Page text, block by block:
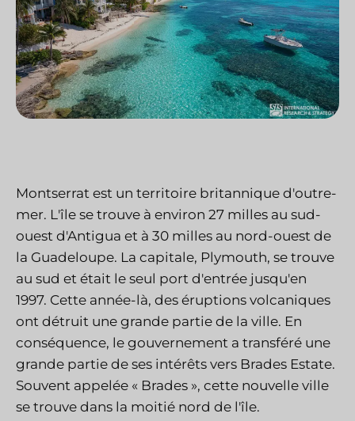
Montserrat est un territoire britannique d'outre-
mer. L'île se trouve à environ 27 milles au sud-
ouest d'Antigua et à 30 milles au nord-ouest de
la Guadeloupe. La capitale, Plymouth, se trouve
au sud et était le seul port d'entrée jusqu'en
1997. Cette année-là, des éruptions volcaniques
ont détruit une grande partie de la ville. En
conséquence, le gouvernement a transféré une
grande partie de ses intérêts vers Brades Estate.
Souvent appelée « Brades », cette nouvelle ville
se trouve dans la moitié nord de l'île.